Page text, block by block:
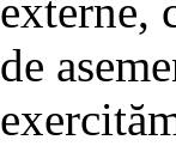
externe,
de